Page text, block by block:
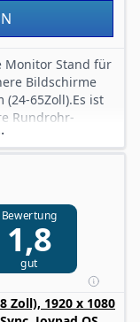
Monitor Stand für
Bildschirme
65Zoll).Es ist
Rundrohr-
ist
Er
verbessert die
ist
von 75x75 mm
und allem
Bewertung
1,8
gut
Zoll), 1920 x 1080